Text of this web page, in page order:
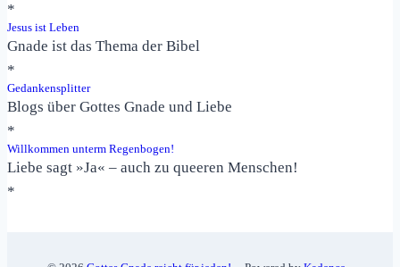
*
Jesus ist Leben
Gnade ist das Thema der Bibel
*
Gedankensplitter
Blogs über Gottes Gnade und Liebe
*
Willkommen unterm Regenbogen!
Liebe sagt »Ja« – auch zu queeren Menschen!
*